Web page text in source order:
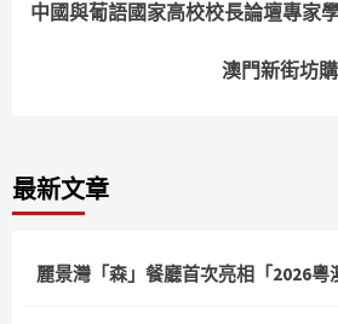
Reading
中國與葡語國家高校校長論壇專家
澳門新街坊
最新文章
麗景灣「森」餐廳首次亮相「2026粵